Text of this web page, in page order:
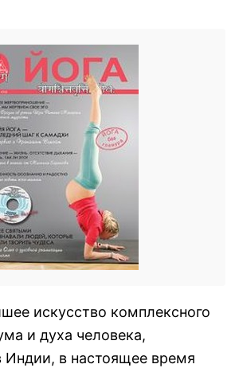
искусство комплексного
и духа человека,
Индии, в настоящее время